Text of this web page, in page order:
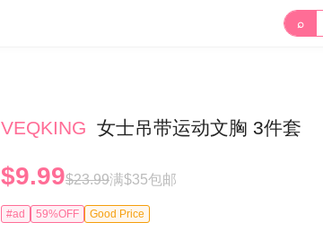
⌕
VEQKING 女士吊带运动文胸 3件套
$9.99$23.99满$35包邮
#ad 59%OFF Good Price